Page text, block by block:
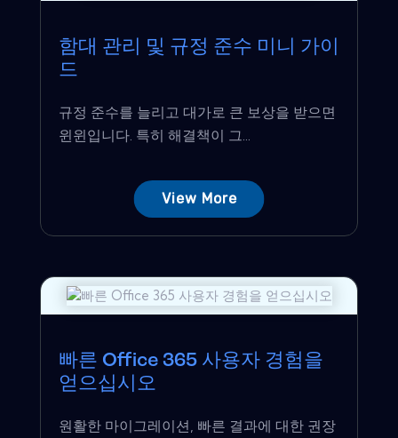
함대 관리 및 규정 준수 미니 가이
드
규정 준수를 늘리고 대가로 큰 보상을 받으면
윈윈입니다. 특히 해결책이 그...
View More
빠른 Office 365 사용자 경험을
얻으십시오
원활한 마이그레이션, 빠른 결과에 대한 권장